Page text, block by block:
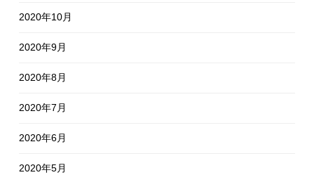
2020年10月
2020年9月
2020年8月
2020年7月
2020年6月
2020年5月